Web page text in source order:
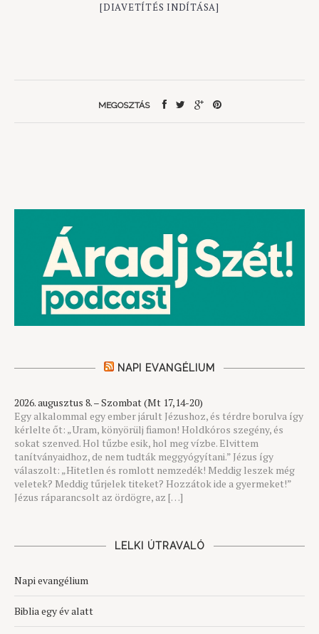
[DIAVETÍTÉS INDÍTÁSA]
MEGOSZTÁS
NAPI EVANGÉLIUM
2026. augusztus 8. – Szombat (Mt 17,14-20)
Egy alkalommal egy ember járult Jézushoz, és térdre borulva így
kérlelte őt: „Uram, könyörülj fiamon! Holdkóros szegény, és
sokat szenved. Hol tűzbe esik, hol meg vízbe. Elvittem
tanítványaidhoz, de nem tudták meggyógyítani.” Jézus így
válaszolt: „Hitetlen és romlott nemzedék! Meddig leszek még
veletek? Meddig tűrjelek titeket? Hozzátok ide a gyermeket!”
Jézus ráparancsolt az ördögre, az […]
LELKI ÚTRAVALÓ
Napi evangélium
Biblia egy év alatt